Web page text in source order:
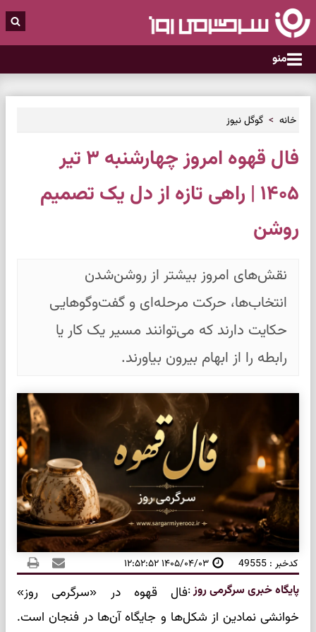
منو
خانه گوگل نیوز
فال قهوه امروز چهارشنبه ۳ تیر
۱۴۰۵ | راهی تازه از دل یک تصمیم
روشن
نقش‌های امروز بیشتر از روشن‌شدن
انتخاب‌ها، حرکت مرحله‌ای و گفت‌وگوهایی
حکایت دارند که می‌توانند مسیر یک کار یا
رابطه را از ابهام بیرون بیاورند.
کدخبر : 49555 ۱۴۰۵/۰۴/۰۳ ۱۲:۵۲:۵۲
پایگاه خبری سرگرمی روز:فال قهوه در «سرگرمی روز»
خوانشی نمادین از شکل‌ها و جایگاه آن‌ها در فنجان است.